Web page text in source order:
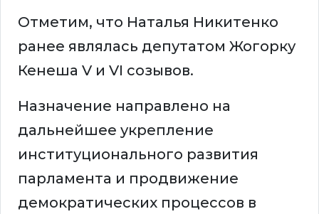
Отметим, что Наталья Никитенко
ранее являлась депутатом Жогорку
Кенеша V и VI созывов.
Назначение направлено на
дальнейшее укрепление
институционального развития
парламента и продвижение
демократических процессов в